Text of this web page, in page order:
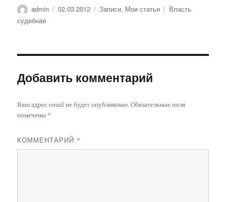
botte ok
ni
ki
gr di .R ра
Автор
admin Опубликовано
02.03.2012 Рубрики
Записи, Мои статьи Метки
Власть
судебная
Добавить комментарий
Ваш адрес email не будет опубликован. Обязательные поля
помечены *
КОММЕНТАРИЙ *